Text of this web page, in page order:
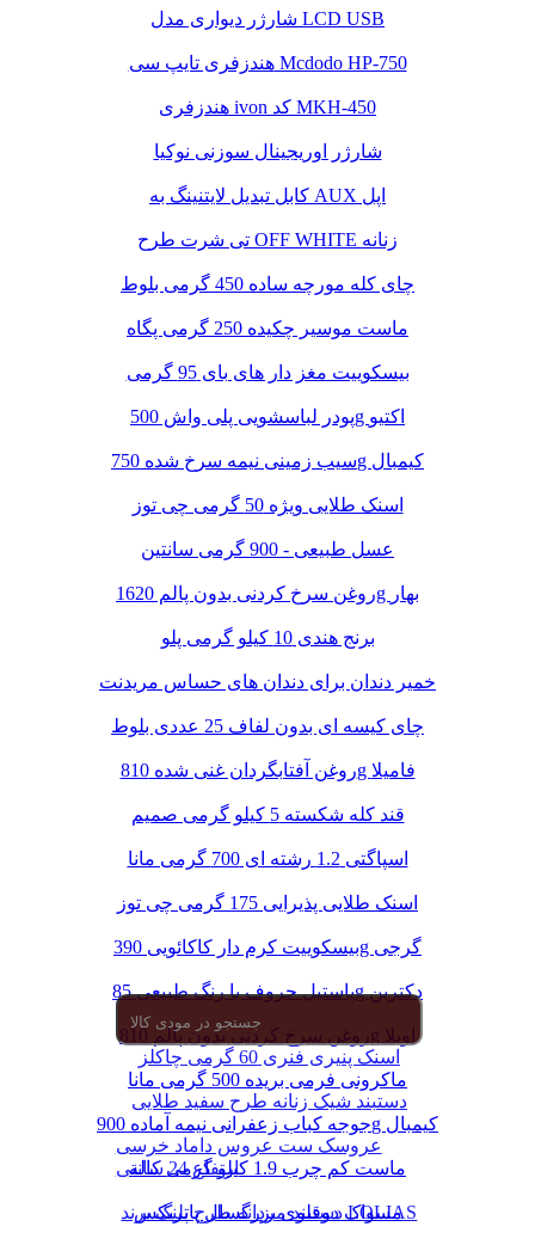
اسنک پنیری فنری 60 گرمی چاکلز
دستبند شیک زنانه طرح سفید طلایی
عروسک ست عروس داماد خرسی
ارتفاع 24 سانتی
دستبند مردانه طرح پلنگ برند LOLIAS
شارژر دیواری مدل LCD USB
هندزفری تایپ سی Mcdodo HP-750
هندزفری ivon کد MKH-450
شارژر اوریجینال سوزنی نوکیا
کابل تبدیل لایتنینگ به AUX اپل
تی شرت طرح OFF WHITE زنانه
چای کله مورچه ساده 450 گرمی بلوط
ماست موسیر چکیده 250 گرمی پگاه
بیسکوییت مغز دار های بای 95 گرمی
پودر لباسشویی پلی واش 500g اکتیو
سیب زمینی نیمه سرخ شده 750g کیمبال
اسنک طلایی ویژه 50 گرمی چی توز
عسل طبیعی - 900 گرمی سانتین
روغن سرخ کردنی بدون پالم 1620g بهار
برنج هندی 10 کیلو گرمی پلو
خمیر دندان برای دندان های حساس مریدنت
چای کیسه ای بدون لفاف 25 عددی بلوط
روغن آفتابگردان غنی شده 810g فامیلا
قند کله شکسته 5 کیلو گرمی صمیم
اسپاگتی 1.2 رشته ای 700 گرمی مانا
اسنک طلایی پذیرایی 175 گرمی چی توز
بیسکوییت کرم دار کاکائویی 390g گرجی
پاستیل حروف با رنگ طبیعی 85g دکتربن
روغن سرخ کردنی بدون پالم 810g اویلا
ماکرونی فرمی بریده 500 گرمی مانا
جوجه کباب زعفرانی نیمه آماده 900g کیمبال
ماست کم چرب 1.9 کیلو گرمی کاله
مسواک دوقلوی بزرگسال پاتریکس